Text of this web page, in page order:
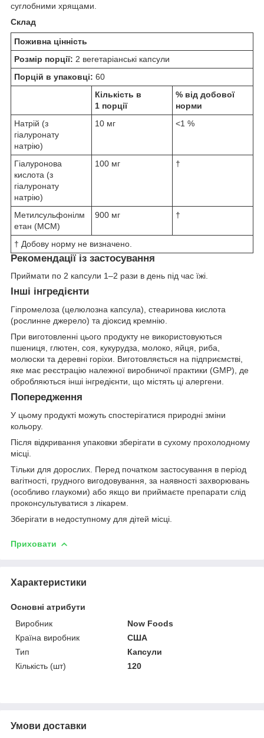
суглобними хрящами.
Склад
Поживна цінність
Розмір порції: 2 вегетаріанські капсули
Порцій в упаковці: 60
Кількість в
1 порції
% від добової
норми
Натрій (з
гіалуронату
натрію)
10 мг <1 %
Гіалуронова
кислота (з
гіалуронату
натрію)
100 мг †
Метилсульфонілм
етан (МСМ)
900 мг †
† Добову норму не визначено.
Рекомендації із застосування
Приймати по 2 капсули 1–2 рази в день під час їжі.
Інші інгредієнти
Гіпромелоза (целюлозна капсула), стеаринова кислота
(рослинне джерело) та діоксид кремнію.
При виготовленні цього продукту не використовуються
пшениця, глютен, соя, кукурудза, молоко, яйця, риба,
молюски та деревні горіхи. Виготовляється на підприємстві,
яке має реєстрацію належної виробничої практики (GMP), де
обробляються інші інгредієнти, що містять ці алергени.
Попередження
У цьому продукті можуть спостерігатися природні зміни
кольору.
Після відкривання упаковки зберігати в сухому прохолодному
місці.
Тільки для дорослих. Перед початком застосування в період
вагітності, грудного вигодовування, за наявності захворювань
(особливо глаукоми) або якщо ви приймаєте препарати слід
проконсультуватися з лікарем.
Зберігати в недоступному для дітей місці.
Приховати
Характеристики
Основні атрибути
Виробник
Now Foods
Країна виробник
США
Тип
Капсули
Кількість (шт)
120
Умови доставки